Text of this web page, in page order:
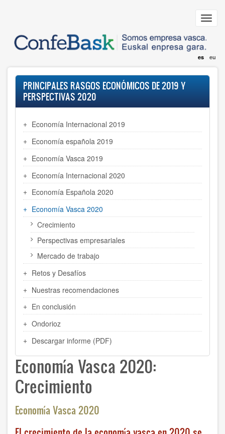
principal
es eu
PRINCIPALES RASGOS ECONÓMICOS DE 2019 Y
PERSPECTIVAS 2020
Economía Internacional 2019
Economía española 2019
Economía Vasca 2019
Economía Internacional 2020
Economía Española 2020
Economía Vasca 2020
Crecimiento
Perspectivas empresariales
Mercado de trabajo
Retos y Desafíos
Nuestras recomendaciones
En conclusión
Ondorioz
Descargar informe (PDF)
Economía Vasca 2020:
Crecimiento
Economía Vasca 2020